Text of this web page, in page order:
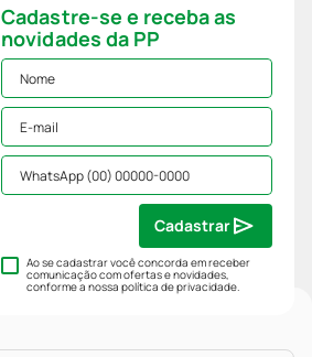
Cadastre-se e receba as
novidades da PP
Ao se cadastrar você concorda em receber
comunicação com ofertas e novidades,
conforme a nossapolítica de privacidade.
Cadastrar